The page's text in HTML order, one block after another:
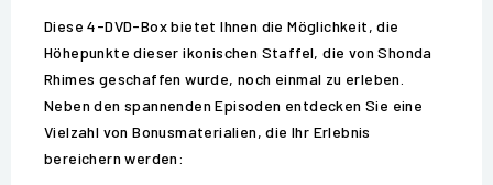
Diese 4-DVD-Box bietet Ihnen die Möglichkeit, die
Höhepunkte dieser ikonischen Staffel, die von Shonda
Rhimes geschaffen wurde, noch einmal zu erleben.
Neben den spannenden Episoden entdecken Sie eine
Vielzahl von Bonusmaterialien, die Ihr Erlebnis
bereichern werden: